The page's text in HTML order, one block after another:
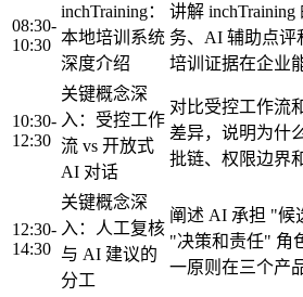
08:30-
10:30
inchTraining：
本地培训系统
深度介绍
讲解
务、AI 辅助点评
培训证据在企业
10:30-
12:30
关键概念深
入：受控工作
流 vs 开放式
AI 对话
对比受控工作流
差异，说明为什
批链、权限边界
12:30-
14:30
关键概念深
入：人工复核
与 AI 建议的
分工
阐述 AI 承担 "候
"决策和责任" 角
一原则在三个产